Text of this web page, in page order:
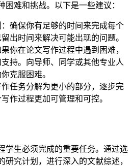
困难和挑战。以下是一些建议：
确保你有足够的时间来完成每个
出时间来解决可能出现的问题。
你在论文写作过程中遇到困难，
持。向导师、同学或其他专业人
克服困难。
任务分解为更小的部分，逐步完
作过程更加可管理和可控。
学生必须完成的重要任务。通过选
研究计划，进行深入的文献综述，